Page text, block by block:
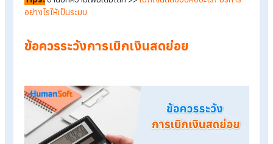
เงินสดย่อย คืออะไร?
ค่าใช้จ่ายเล็ก ๆ น้อย ๆ ที่ไม่สะดวกชำระผ่านบัญชีธนาคาร โดยอยู่ภ
ใต้ความรับผิดชอบของ "ผู้รักษาเงินสดย่อย" (มักเป็นเจ้าหน้าที่บัญ
ซึ่งมีหน้าที่จัดเก็บ ดูแล และบันทึกการใช้จ่าย